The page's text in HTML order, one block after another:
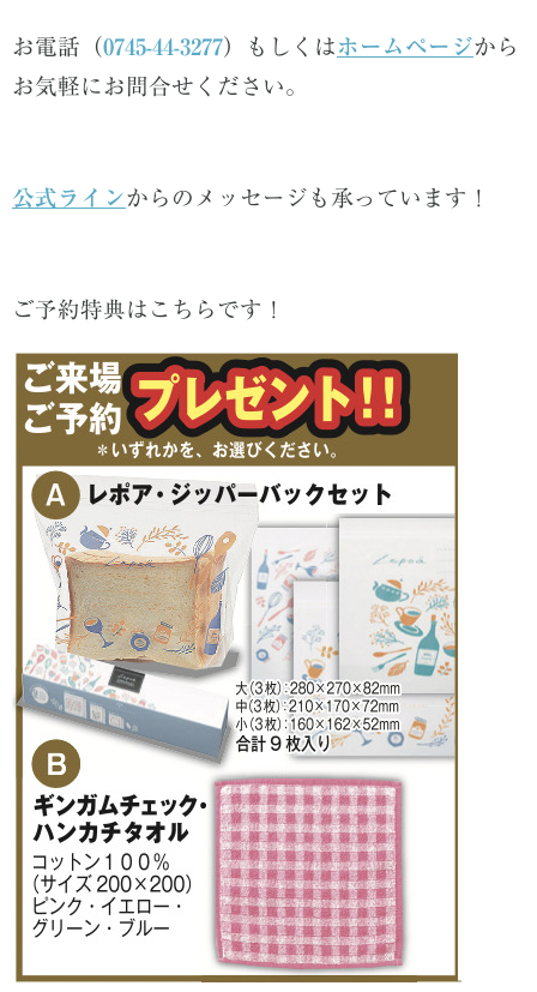
お電話 （0745-44-3277） もしくは ホームページから
お気軽にお問合せください。
公式ラインからのメッセージも承っています！
ご予約特典はこちらです！